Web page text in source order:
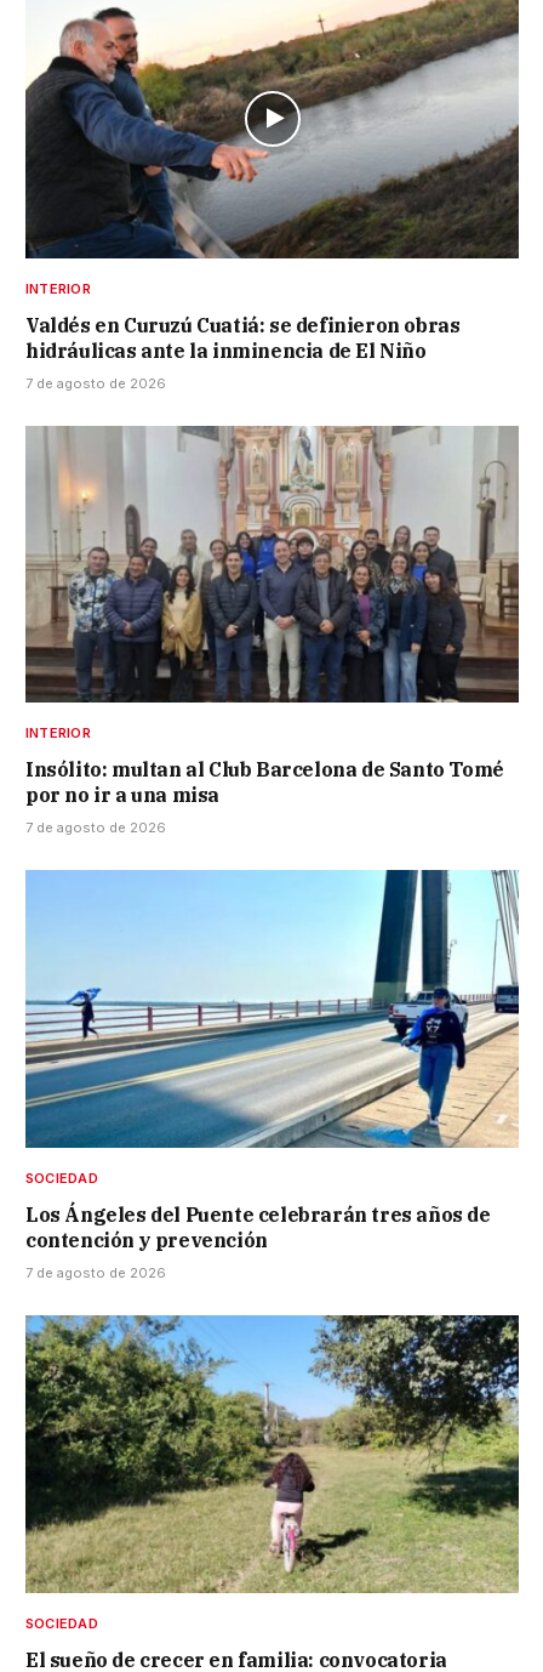
INTERIOR
Valdés en Curuzú Cuatiá: se definieron obras
hidráulicas ante la inminencia de El Niño
7 de agosto de 2026
INTERIOR
Insólito: multan al Club Barcelona de Santo Tomé
por no ir a una misa
7 de agosto de 2026
SOCIEDAD
Los Ángeles del Puente celebrarán tres años de
contención y prevención
7 de agosto de 2026
SOCIEDAD
El sueño de crecer en familia: convocatoria